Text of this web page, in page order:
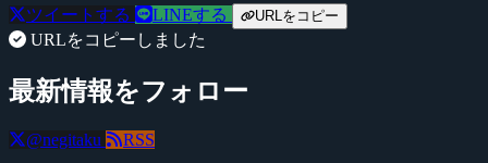
ツイートする LINEする URLをコピー
URLをコピーしました
最新情報をフォロー
@negitaku RSS